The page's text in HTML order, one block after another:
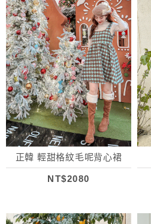
正韓 輕甜格紋毛呢背心裙
NT$2080